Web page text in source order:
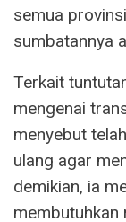
semua
sumbatannya
Terkait
mengenai
menyebut
ulang agar
demikian, ia
membutuhkan